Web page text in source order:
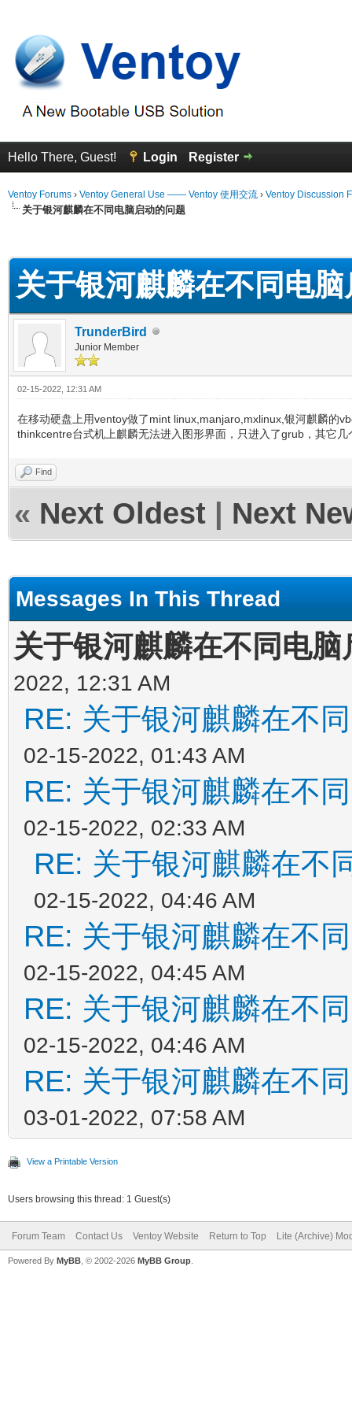
Hello There, Guest! Login Register
Ventoy Forums › Ventoy General Use —— Ventoy 使用交流 › Ventoy Discussion
关于银河麒麟在不同电脑启动的问题
关于银河麒麟在不同电
TrunderBird
Junior Member
02-15-2022, 12:31 AM
在移动硬盘上用ventoy做了mint linux,manjaro,mxlinux,银河麒麟的
thinkcentre台式机上麒麟无法进入图形界面，只进入了grub，其它
Find
« Next Oldest Next
Messages In This Thread
关于银河麒麟在不同电
2022, 12:31 AM
RE: 关于银河麒麟在不
02-15-2022, 01:43 AM
RE: 关于银河麒麟在不
02-15-2022, 02:33 AM
RE: 关于银河麒麟在不
02-15-2022, 04:46 AM
RE: 关于银河麒麟在不
02-15-2022, 04:45 AM
RE: 关于银河麒麟在不
02-15-2022, 04:46 AM
RE: 关于银河麒麟在不
03-01-2022, 07:58 AM
View a Printable Version
Users browsing this thread: 1 Guest(s)
Forum Team Contact Us Ventoy Website Return to Top Lite (Archive)
Powered By MyBB , © 2002-2026 MyBB Group